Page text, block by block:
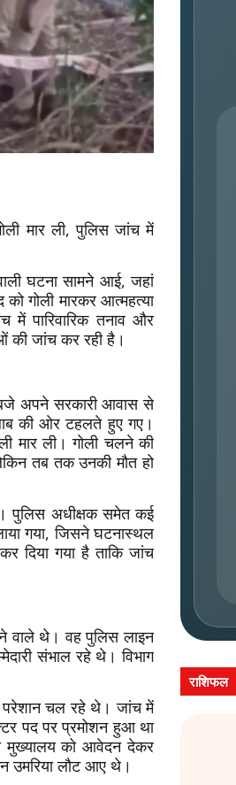
मार ली, पुलिस जांच में
घटना सामने आई, जहां
गोली मारकर आत्महत्या
पारिवारिक तनाव और
की जांच कर रही है।
बजे अपने सरकारी आवास से
की ओर टहलते हुए गए।
मार ली। गोली चलने की
तब तक उनकी मौत हो
पुलिस अधीक्षक समेत कई
गया, जिसने घटनास्थल
दिया गया है ताकि जांच
वाले थे। वह पुलिस लाइन
संभाल रहे थे। विभाग
परेशान चल रहे थे। जांच में
पद पर प्रमोशन हुआ था
मुख्यालय को आवेदन देकर
उमरिया लौट आए थे।
राशिफल